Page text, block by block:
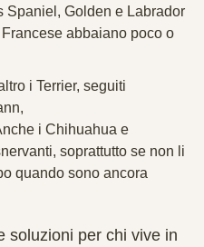
Spaniel, Golden e Labrador
abbaiano poco o
i Terrier, seguiti
i Chihuahua e
soprattutto se non li
quando sono ancora
soluzioni per chi vive in